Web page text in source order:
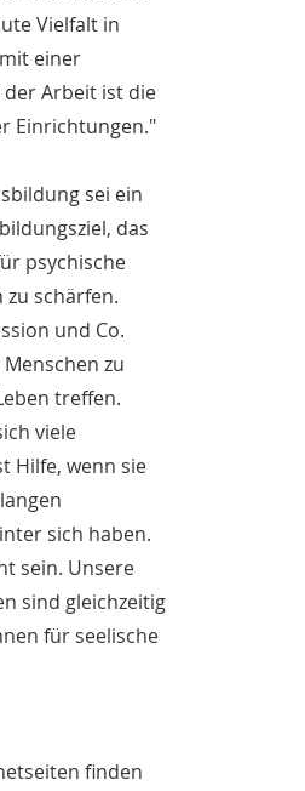
Vielfalt in
einer
Arbeit ist die
Einrichtungen."
sei ein
das
psychische
zu schärfen.
und Co.
zu
treffen.
viele
Hilfe, wenn sie
sich haben.
sein. Unsere
sind gleichzeitig
für seelische
finden